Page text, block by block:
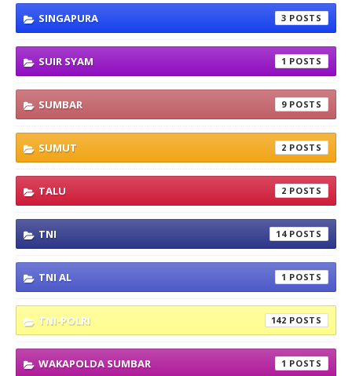
SINGAPURA 3
SUIR SYAM 1
SUMBAR 9
SUMUT 2
TALU 2
TNI 14
TNI AL 1
TNI-POLRI 142
WAKAPOLDA SUMBAR 1